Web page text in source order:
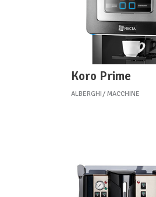
Koro Prime
ALBERGHI MACCHINE